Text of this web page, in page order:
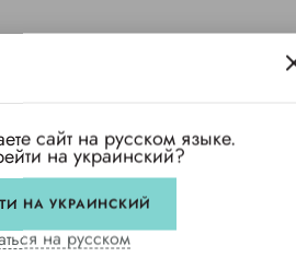
сайт на русском языке.
на украинский?
НА УКРАИНСКИЙ
на русском